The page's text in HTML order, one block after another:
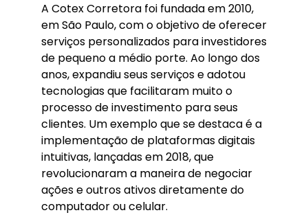
A Cotex Corretora foi fundada em 2010,
em São Paulo, com o objetivo de oferecer
serviços personalizados para investidores
de pequeno a médio porte. Ao longo dos
anos, expandiu seus serviços e adotou
tecnologias que facilitaram muito o
processo de investimento para seus
clientes. Um exemplo que se destaca é a
implementação de plataformas digitais
intuitivas, lançadas em 2018, que
revolucionaram a maneira de negociar
ações e outros ativos diretamente do
computador ou celular.